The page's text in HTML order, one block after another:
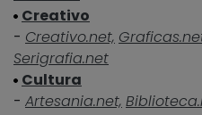
Creativo
- Creativo.net,
Serigrafia.net
Cultura
- Artesania.net,